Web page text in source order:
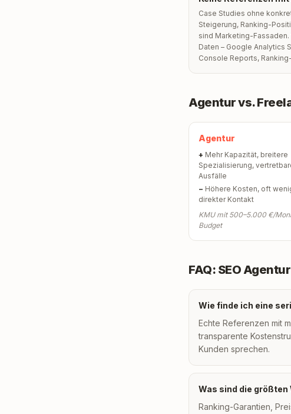
Case Studies ohne
Steigerung, Ranking-
sind Marketing-
Daten – Google Analytics
Console Reports,
Agentur vs.
Agentur
+ Mehr Kapazität, breitere
Spezialisierung,
Ausfälle
− Höhere Kosten, oft
direkter Kontakt
KMU mit 500–5.000 €/
Budget
FAQ: SEO
Wie finde ich eine
Echte Referenzen mit
transparente
Kunden sprechen.
Was sind die größten
Ranking-Garantien,